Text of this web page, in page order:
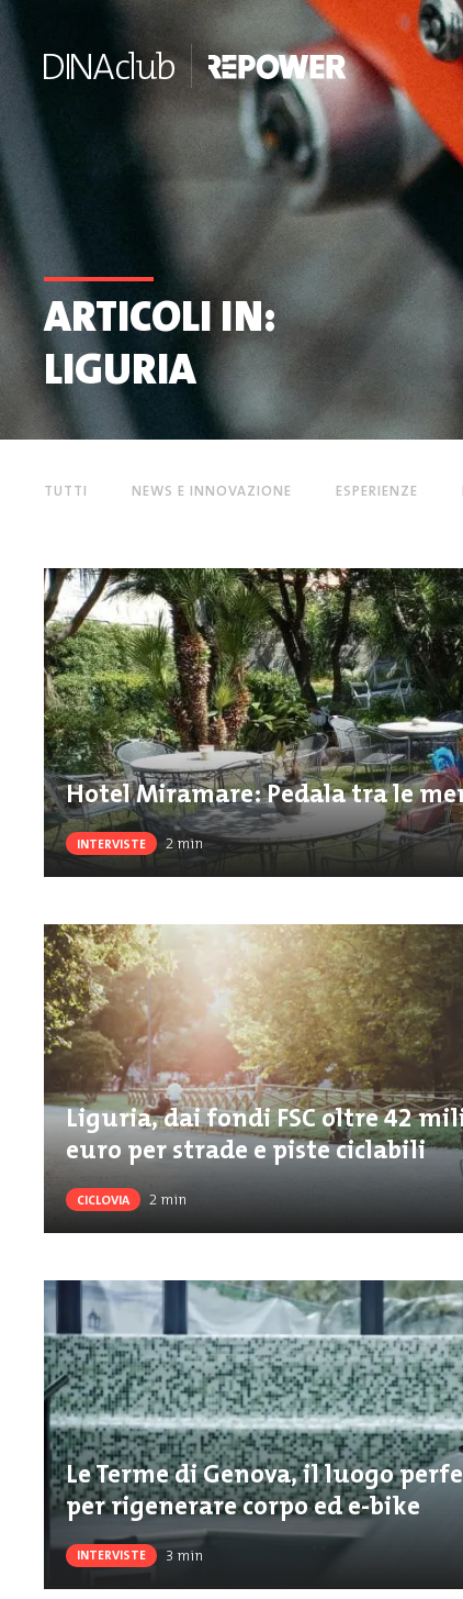
ARTICOLI IN:
LIGURIA
TUTTI NEWS E INNOVAZIONE ESPERIENZE
Hotel Miramare: Pedala tra le
INTERVISTE 2 min
Liguria, dai fondi FSC oltre 42
euro per strade e piste ciclabili
CICLOVIA 2 min
Le Terme di Genova, il luogo
per rigenerare corpo ed e-bike
INTERVISTE 3 min